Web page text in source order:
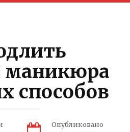
маникюра
способов
Опубликовано